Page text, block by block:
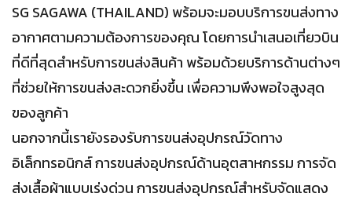
SG SAGAWA (THAILAND) พร้อมจะมอบบริการขนส่งทาง
อากาศตามความต้องการของคุณ โดยการนำเสนอเที่ยวบิน
ที่ดีที่สุดสำหรับการขนส่งสินค้า พร้อมด้วยบริการด้านต่างๆ
ที่ช่วยให้การขนส่งสะดวกยิ่งขึ้น เพื่อความพึงพอใจสูงสุด
ของลูกค้า
นอกจากนี้เรายังรองรับการขนส่งอุปกรณ์วัดทาง
อิเล็กทรอนิกส์ การขนส่งอุปกรณ์ด้านอุตสาหกรรม การจัด
ส่งเสื้อผ้าแบบเร่งด่วน การขนส่งอุปกรณ์สำหรับจัดแสดง